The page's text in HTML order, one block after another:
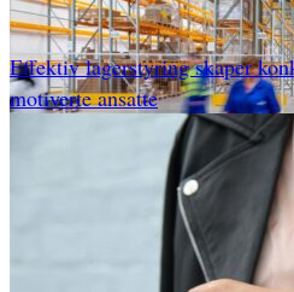
Effektiv lagerstyring skaper
motiverte ansatte